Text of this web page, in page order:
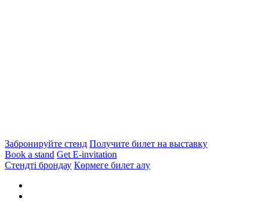
Забронируйте стенд Получите билет на выставку
Book a stand Get E-invitation
Стендті брондау Көрмеге билет алу